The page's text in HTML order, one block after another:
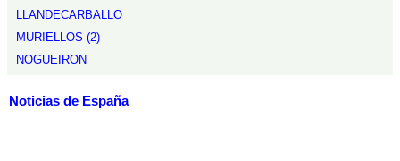
LLANDECARBALLO
MURIELLOS (2)
NOGUEIRON
Noticias de España